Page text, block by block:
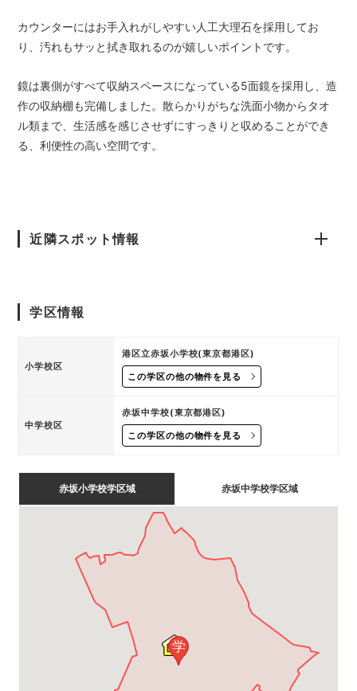
カウンターにはお手入れがしやすい人工大理石を採用してお
り、汚れもサッと拭き取れるのが嬉しいポイントです。
鏡は裏側がすべて収納スペースになっている5面鏡を採用し、造
作の収納棚も完備しました。散らかりがちな洗面小物からタオ
ル類まで、生活感を感じさせずにすっきりと収めることができ
る、利便性の高い空間です。
近隣スポット情報
学区情報
小学校区
港区立赤坂小学校(東京都港区)
この学区の他の物件を見る
中学校区
赤坂中学校(東京都港区)
この学区の他の物件を見る
赤坂小学校学区域 赤坂中学校学区域
学